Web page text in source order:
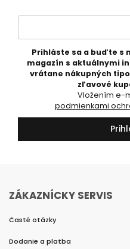
Prihláste sa a buďte s
magazín s aktuálnymi
vrátane nákupných
zľavové
podmienkami
ZÁKAZNÍCKY SERVIS
Časté otázky
Dodanie a platba